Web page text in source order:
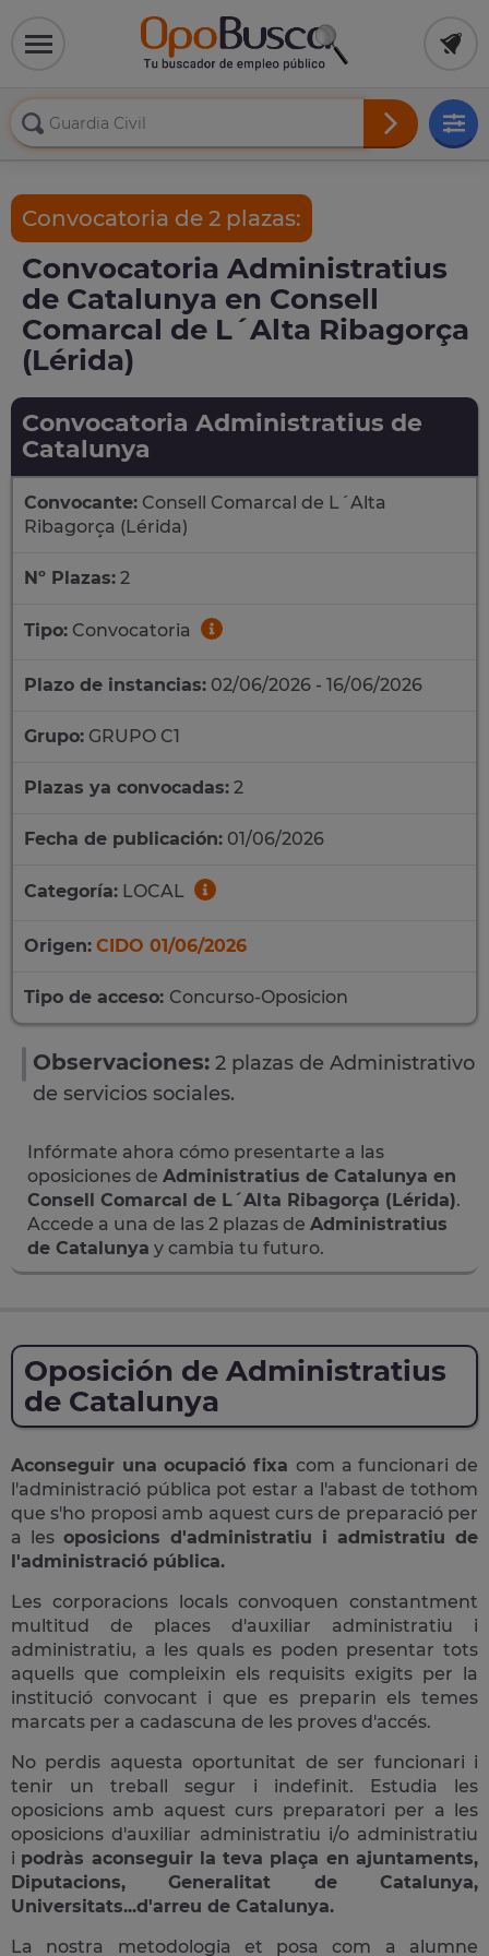
Convocatoria de 2 plazas:
Convocatoria Administratius
de Catalunya en Consell
Comarcal de L´Alta Ribagorça
(Lérida)
Convocatoria Administratius de
Catalunya
Convocante: Consell Comarcal de L´Alta
Ribagorça (Lérida)
Nº Plazas: 2
Tipo: Convocatoria
Plazo de instancias: 02/06/2026 - 16/06/2026
Grupo: GRUPO C1
Plazas ya convocadas: 2
Fecha de publicación: 01/06/2026
Categoría: LOCAL
Origen: CIDO 01/06/2026
Tipo de acceso: Concurso-Oposicion
Observaciones: 2 plazas de Administrativo
de servicios sociales.
Infórmate ahora cómo presentarte a las
oposiciones de Administratius de Catalunya en
Consell Comarcal de L´Alta Ribagorça (Lérida).
Accede a una de las 2 plazas de Administratius
de Catalunya y cambia tu futuro.
Oposición de Administratius
de Catalunya
Aconseguir una ocupació fixa com a funcionari de
l'administració pública pot estar a l'abast de tothom
que s'ho proposi amb aquest curs de preparació per
a les oposicions d'administratiu i admistratiu de
l'administració pública.
Les corporacions locals convoquen constantment
multitud de places d'auxiliar administratiu i
administratiu, a les quals es poden presentar tots
aquells que compleixin els requisits exigits per la
institució convocant i que es preparin els temes
marcats per a cadascuna de les proves d'accés.
No perdis aquesta oportunitat de ser funcionari i
tenir un treball segur i indefinit. Estudia les
oposicions amb aquest curs preparatori per a les
oposicions d'auxiliar administratiu i/o administratiu
i podràs aconseguir la teva plaça en ajuntaments,
Diputacions, Generalitat de Catalunya,
Universitats...d'arreu de Catalunya.
La nostra metodologia et posa com a alumne